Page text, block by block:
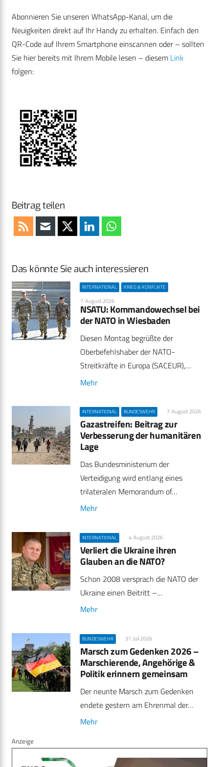
Abonnieren Sie unseren WhatsApp-Kanal, um die
Neuigkeiten direkt auf Ihr Handy zu erhalten. Einfach den
QR-Code auf Ihrem Smartphone einscannen oder – sollten
Sie hier bereits mit Ihrem Mobile lesen – diesem Link
folgen:
Beitrag teilen
Das könnte Sie auch interessieren
INTERNATIONAL KRIEG & KONFLIKTE
7. August 2026
NSATU: Kommandowechsel bei
der NATO in Wiesbaden
Diesen Montag begrüßte der
Oberbefehlshaber der NATO-
Streitkräfte in Europa (SACEUR),…
Mehr
INTERNATIONAL BUNDESWEHR 7. August 2026
Gazastreifen: Beitrag zur
Verbesserung der humanitären
Lage
Das Bundesministerium der
Verteidigung wird entlang eines
trilateralen Memorandum of…
Mehr
INTERNATIONAL 4. August 2026
Verliert die Ukraine ihren
Glauben an die NATO?
Schon 2008 versprach die NATO der
Ukraine einen Beitritt –…
Mehr
BUNDESWEHR 31. Juli 2026
Marsch zum Gedenken 2026 –
Marschierende, Angehörige &
Politik erinnern gemeinsam
Der neunte Marsch zum Gedenken
endete gestern am Ehrenmal der…
Mehr
Anzeige